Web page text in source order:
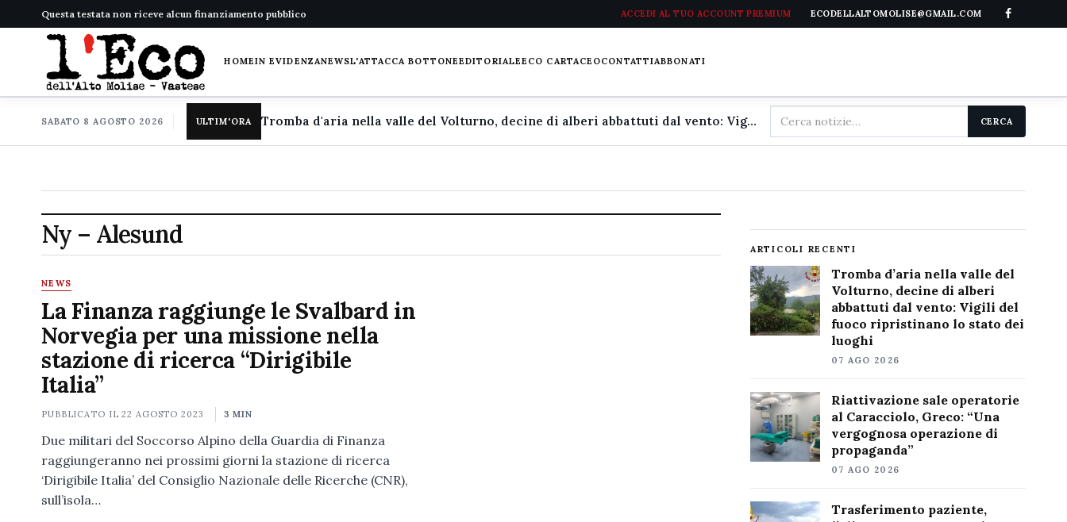
Questa testata non riceve alcun finanziamento pubblico ACCEDI AL TUO ACCOUNT PREMIUM ECODELLALTOMOLISE@GMAIL.COM
HOMEIN EVIDENZANEWSL'ATTACCA BOTTONEEDITORIALEECO CARTACEOCONTATTIABBONATI
SABATO 8 AGOSTO 2026 ULTIM'ORA Tromba d'aria nella valle del Volturno, decine di alberi abbattuti dal vento: Vigili del fuoco ripristinano lo stato dei luoghi
Cerca
nel
CERCA
Ny – Alesund
NEWS
La Finanza raggiunge le Svalbard in
Norvegia per una missione nella
stazione di ricerca “Dirigibile
Italia”
PUBBLICATO IL22 AGOSTO 2023 3 MIN
Due militari del Soccorso Alpino della Guardia di Finanza
raggiungeranno nei prossimi giorni la stazione di ricerca
‘Dirigibile Italia’ del Consiglio Nazionale delle Ricerche (CNR),
sull’isola…
ARTICOLI RECENTI
Tromba d’aria nella valle del
Volturno, decine di alberi
abbattuti dal vento: Vigili del
fuoco ripristinano lo stato dei
luoghi
07 AGO 2026
Riattivazione sale operatorie
al Caracciolo, Greco: “Una
vergognosa operazione di
propaganda”
07 AGO 2026
Trasferimento paziente,